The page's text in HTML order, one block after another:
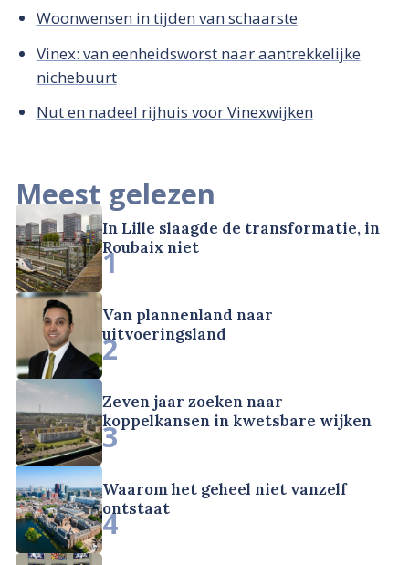
Woonwensen in tijden van schaarste
Vinex: van eenheidsworst naar aantrekkelijke
nichebuurt
Nut en nadeel rijhuis voor Vinexwijken
Meest gelezen
In Lille slaagde de transformatie, in
Roubaix niet
1
Van plannenland naar
uitvoeringsland
2
Zeven jaar zoeken naar
koppelkansen in kwetsbare wijken
3
Waarom het geheel niet vanzelf
ontstaat
4